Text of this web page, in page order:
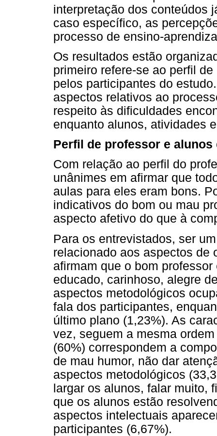
interpretação dos conteúdos
caso específico, as
processo de ensino-
Os resultados estão
primeiro refere-se ao perfil
pelos participantes do
aspectos relativos ao
respeito às dificuldades
enquanto alunos, atividades
Perfil de professor e alunos
Com relação ao perfil do
unânimes em afirmar que
aulas para eles eram bons.
indicativos do bom ou mau
aspecto afetivo do que à
Para os entrevistados, ser
relacionado aos aspectos de
afirmam que o bom
educado, carinhoso, alegre
aspectos metodológicos
fala dos participantes,
último plano (1,23%). As
vez, seguem a mesma
(60%) correspondem a
de mau humor, não dar
aspectos metodológicos
largar os alunos, falar muito,
que os alunos estão
aspectos intelectuais
participantes (6,67%).